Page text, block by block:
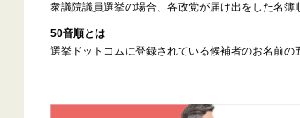
衆議院議員選挙の場合、各政党が届け出をした名簿
50音順とは
選挙ドットコムに登録されている候補者のお名前の